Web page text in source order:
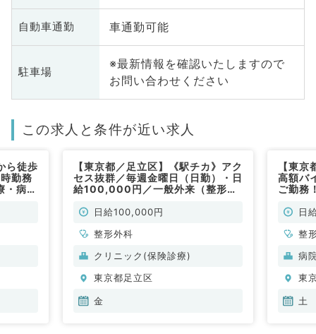
自動車通勤 車通勤可能
駐車場
※最新情報を確認いたしますので
お問い合わせください
この求人と条件が近い求人
ら徒歩
勤務
病棟
【東京都／足立区】《駅チカ》アク
セス抜群／毎週金曜日（日勤）・日
給100,000円／一般外来（整形外
日給100,000円
整形外科
クリニック(保険診療)
東京都足立区
金
【東
高額バ
ご勤務
日
整
病
東
土